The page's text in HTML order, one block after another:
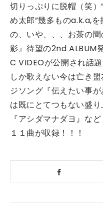
切りっぷりに脱帽（笑
め太郎”幾多ものa.k.a,
の、いや、、、お茶の
影』待望の2nd ALBUM
C VIDEOが公開され話
しか歌えない今は亡き
ジソング『伝えたい事
は既にとてつもない盛
『アシダマナダヨ』な
１１曲が収録！！！